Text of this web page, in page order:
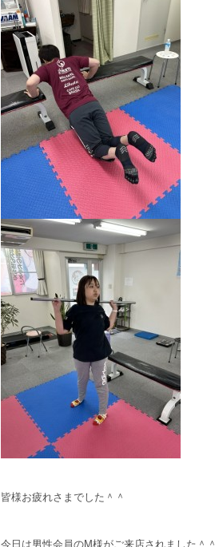
皆様お疲れさまでした＾＾
今日は男性会員のM様がご来店されました＾＾